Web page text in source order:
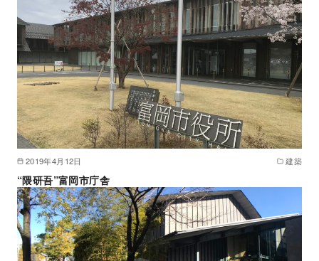
2019年4月12日 建築
“隈研吾”富岡市庁舎